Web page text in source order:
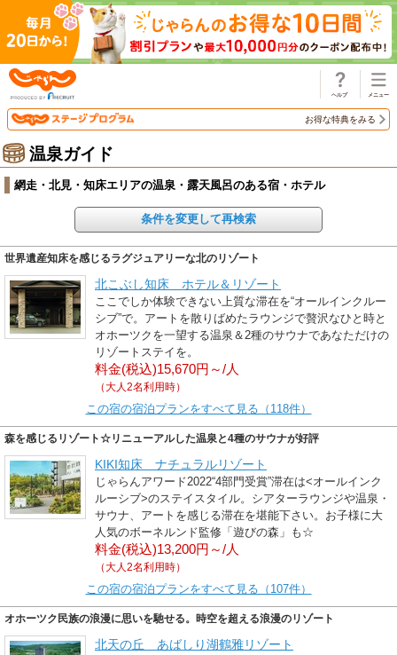
お得な特典をみる
温泉ガイド
網走・北見・知床エリアの温泉・露天風呂のある宿・ホテル
条件を変更して再検索
世界遺産知床を感じるラグジュアリーな北のリゾート
北こぶし知床 ホテル＆リゾート
ここでしか体験できない上質な滞在を“オールインクルー
シブ”で。アートを散りばめたラウンジで贅沢なひと時と
オホーツクを一望する温泉＆2種のサウナであなただけの
リゾートステイを。
料金(税込)15,670円～/人
（大人2名利用時）
この宿の宿泊プランをすべて見る（118件）
森を感じるリゾート☆リニューアルした温泉と4種のサウナが好評
KIKI知床 ナチュラルリゾート
じゃらんアワード2022“4部門受賞”滞在は<オールインク
ルーシブ>のステイスタイル。シアターラウンジや温泉・
サウナ、アートを感じる滞在を堪能下さい。お子様に大
人気のボーネルンド監修「遊びの森」も☆
料金(税込)13,200円～/人
（大人2名利用時）
この宿の宿泊プランをすべて見る（107件）
オホーツク民族の浪漫に思いを馳せる。時空を超える浪漫のリゾート
北天の丘 あばしり湖鶴雅リゾート